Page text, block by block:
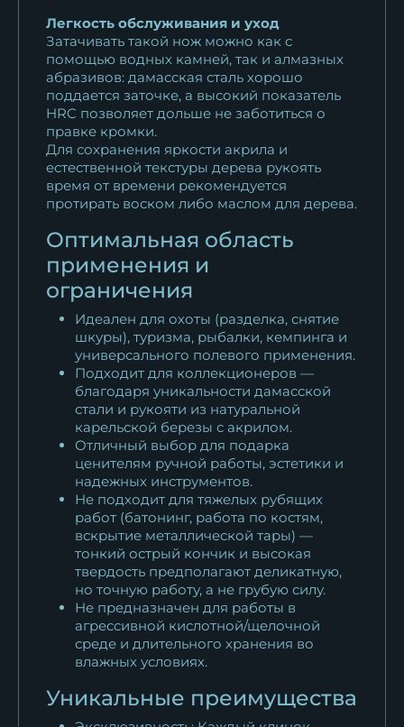
Легкость обслуживания и уход
Затачивать такой нож можно как с
помощью водных камней, так и алмазных
абразивов: дамасская сталь хорошо
поддается заточке, а высокий показатель
HRC позволяет дольше не заботиться о
правке кромки.
Для сохранения яркости акрила и
естественной текстуры дерева рукоять
время от времени рекомендуется
протирать воском либо маслом для дерева.
Оптимальная область
применения и
ограничения
Идеален для охоты (разделка, снятие
шкуры), туризма, рыбалки, кемпинга и
универсального полевого применения.
Подходит для коллекционеров —
благодаря уникальности дамасской
стали и рукояти из натуральной
карельской березы с акрилом.
Отличный выбор для подарка
ценителям ручной работы, эстетики и
надежных инструментов.
Не подходит для тяжелых рубящих
работ (батонинг, работа по костям,
вскрытие металлической тары) —
тонкий острый кончик и высокая
твердость предполагают деликатную,
но точную работу, а не грубую силу.
Не предназначен для работы в
агрессивной кислотной/щелочной
среде и длительного хранения во
влажных условиях.
Уникальные преимущества